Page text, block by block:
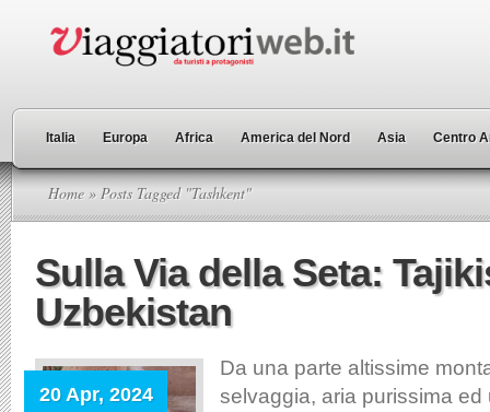
Italia Europa Africa America del Nord Asia Centro
Home » Posts Tagged "Tashkent"
Sulla Via della Seta:
Uzbekistan
20 Apr, 2024
Da una parte altissime
selvaggia, aria purissima ed